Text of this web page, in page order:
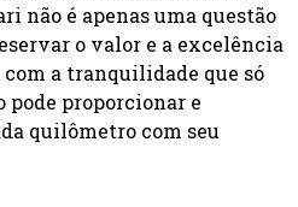
não é apenas uma questão
o valor e a excelência
a tranquilidade que só
pode proporcionar e
quilômetro com seu